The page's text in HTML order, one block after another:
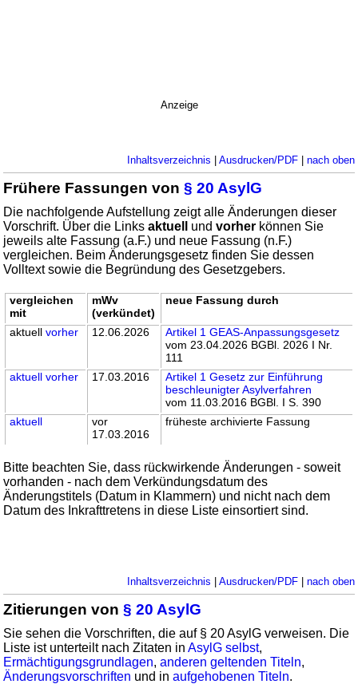
Anzeige
Inhaltsverzeichnis | Ausdrucken/PDF| nach oben
Frühere Fassungen von§ 20 AsylG
Die nachfolgende Aufstellung zeigt alle Änderungen dieser
Vorschrift. Über die Linksaktuell undvorher können Sie
jeweils alte Fassung (a.F.) und neue Fassung (n.F.)
vergleichen. Beim Änderungsgesetz finden Sie dessen
Volltext sowie die Begründung des Gesetzgebers.
vergleichen
mit
mWv
(verkündet)
neue Fassung durch
aktuellvorher 12.06.2026
Artikel 1 GEAS-Anpassungsgesetz
vom 23.04.2026 BGBl. 2026 I Nr.
111
aktuell vorher 17.03.2016
Artikel 1 Gesetz zur Einführung
beschleunigter Asylverfahren
vom 11.03.2016 BGBl. I S. 390
aktuell
vor
17.03.2016
früheste archivierte Fassung
Bitte beachten Sie, dass rückwirkende Änderungen - soweit
vorhanden - nach dem Verkündungsdatum des
Änderungstitels (Datum in Klammern) und nicht nach dem
Datum des Inkrafttretens in diese Liste einsortiert sind.
Inhaltsverzeichnis | Ausdrucken/PDF| nach oben
Zitierungen von§ 20 AsylG
Sie sehen die Vorschriften, die auf § 20 AsylG verweisen. Die
Liste ist unterteilt nach Zitaten inAsylG selbst,
Ermächtigungsgrundlagen,anderen geltenden Titeln,
Änderungsvorschriften und inaufgehobenen Titeln.